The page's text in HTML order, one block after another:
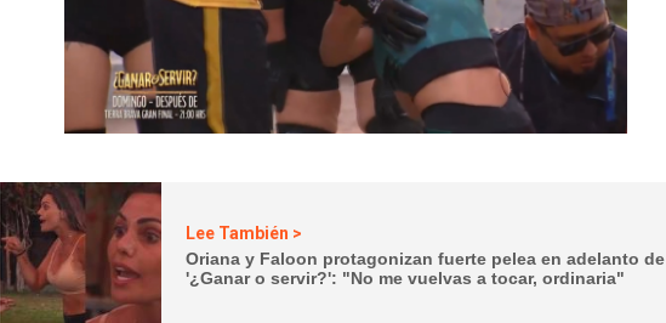
Lee También >
Oriana y Faloon protagonizan fuerte pelea en adelanto de
'¿Ganar o servir?': "No me vuelvas a tocar, ordinaria"